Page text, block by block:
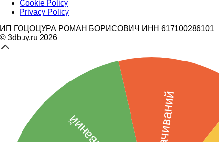
Cookie Policy
Privacy Policy
ИП ГОЦОЦУРА РОМАН БОРИСОВИЧ ИНН 617100286101
© 3dbuy.ru 2026